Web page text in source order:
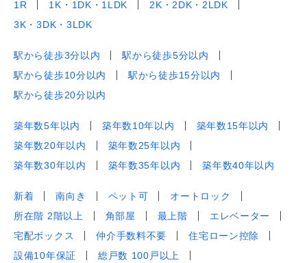
1R 1K・1DK・1LDK
2K・2DK・2LDK
3K・3DK・3LDK
駅から徒歩3分以内
駅から徒歩5分以内
駅から徒歩10分以内
駅から徒歩15分以内
駅から徒歩20分以内
築年数5年以内 築年数10年以内
築年数15年以内
築年数20年以内
築年数25年以内
築年数30年以内
築年数35年以内 築年数40年以内
新着 南向き ペット可
オートロック
所在階 2階以上
角部屋 最上階
エレベーター
宅配ボックス
仲介手数料不要
住宅ローン控除
設備10年保証
総戸数 100戸以上